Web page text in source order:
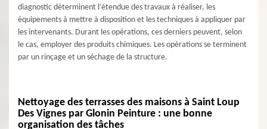
diagnostic déterminent l’étendue des travaux à réaliser, les
équipements à mettre à disposition et les techniques à appliquer par
les intervenants. Durant les opérations, ces derniers peuvent, selon
le cas, employer des produits chimiques. Les opérations se terminent
par un rinçage et un séchage de la structure.
Nettoyage des terrasses des maisons à Saint Loup
Des Vignes par Glonin Peinture : une bonne
organisation des tâches